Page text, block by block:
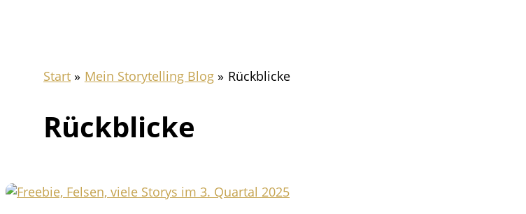
Start Mein Storytelling Blog Rückblicke
Rückblicke